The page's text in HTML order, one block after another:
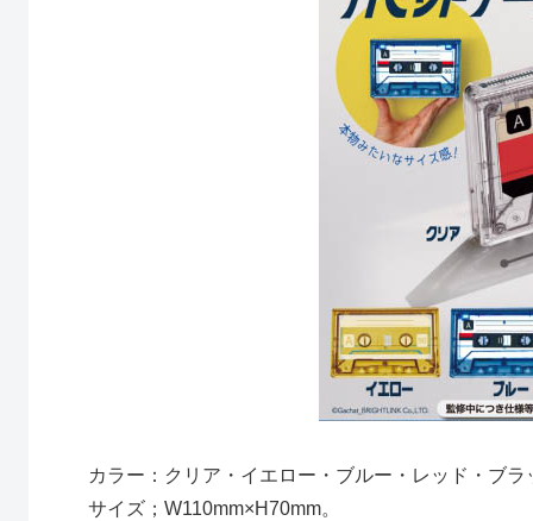
カラー：クリア・イエロー・ブルー・レッド・ブ
サイズ；W110mm×H70mm。